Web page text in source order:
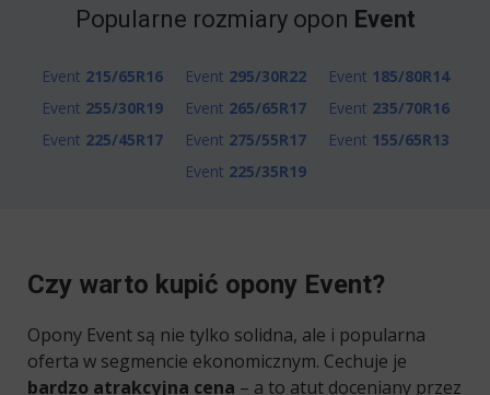
Popularne rozmiary opon Event
Event 215/65R16 Event 295/30R22 Event 185/80R14
Event 255/30R19 Event 265/65R17 Event 235/70R16
Event 225/45R17 Event 275/55R17 Event 155/65R13
Event 225/35R19
Czy warto kupić opony Event?
Opony Event są nie tylko solidna, ale i popularna
oferta w segmencie ekonomicznym. Cechuje je
bardzo atrakcyjna cena – a to atut doceniany przez